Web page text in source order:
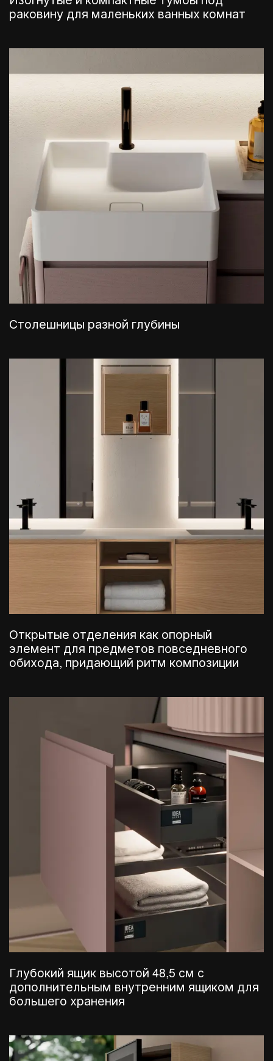
раковину для маленьких ванных комнат
Столешницы разной глубины
Открытые отделения как опорный
элемент для предметов повседневного
обихода, придающий ритм композиции
Глубокий ящик высотой 48,5 см с
дополнительным внутренним ящиком для
большего хранения